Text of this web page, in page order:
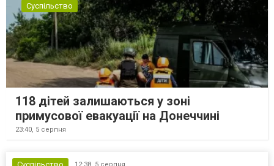
Суспільство
118 дітей залишаються у зоні
примусової евакуації на Донеччині
23:40, 5 серпня
12:38, 5 серпня